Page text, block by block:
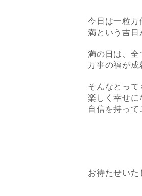
今日は一粒万
満という吉日
満の日は、全
万事の福が成
そんなとって
楽しく幸せに
自信を持っ
お待たせいた